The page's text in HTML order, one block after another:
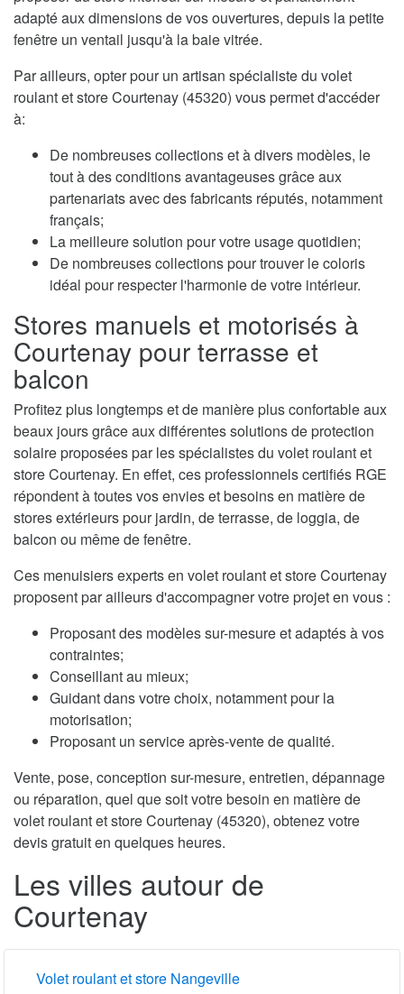
adapté aux dimensions de vos ouvertures, depuis la petite
fenêtre un ventail jusqu'à la baie vitrée.
Par ailleurs, opter pour un artisan spécialiste du volet
roulant et store Courtenay (45320) vous permet d'accéder
à:
De nombreuses collections et à divers modèles, le
tout à des conditions avantageuses grâce aux
partenariats avec des fabricants réputés, notamment
français;
La meilleure solution pour votre usage quotidien;
De nombreuses collections pour trouver le coloris
idéal pour respecter l'harmonie de votre intérieur.
Stores manuels et motorisés à
Courtenay pour terrasse et
balcon
Profitez plus longtemps et de manière plus confortable aux
beaux jours grâce aux différentes solutions de protection
solaire proposées par les spécialistes du volet roulant et
store Courtenay. En effet, ces professionnels certifiés RGE
répondent à toutes vos envies et besoins en matière de
stores extérieurs pour jardin, de terrasse, de loggia, de
balcon ou même de fenêtre.
Ces menuisiers experts en volet roulant et store Courtenay
proposent par ailleurs d'accompagner votre projet en vous :
Proposant des modèles sur-mesure et adaptés à vos
contraintes;
Conseillant au mieux;
Guidant dans votre choix, notamment pour la
motorisation;
Proposant un service après-vente de qualité.
Vente, pose, conception sur-mesure, entretien, dépannage
ou réparation, quel que soit votre besoin en matière de
volet roulant et store Courtenay (45320), obtenez votre
devis gratuit en quelques heures.
Les villes autour de
Courtenay
Volet roulant et store Nangeville